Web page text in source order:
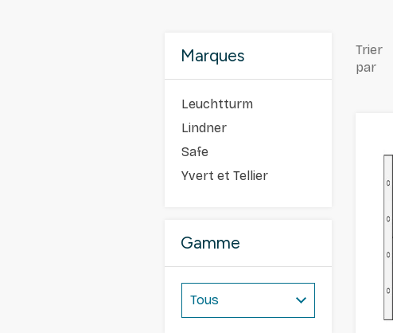
Marques
Leuchtturm
Lindner
Safe
Yvert et Tellier
Gamme
Trier
par